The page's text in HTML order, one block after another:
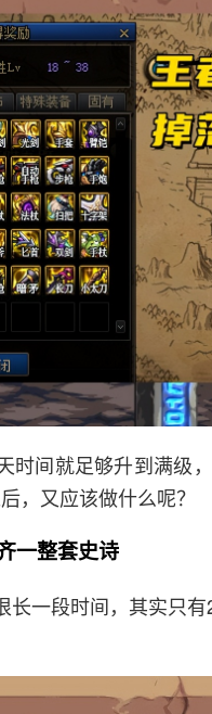
时间就足够升到满级
，又应该做什么呢？
一整套史诗
长一段时间，其实只